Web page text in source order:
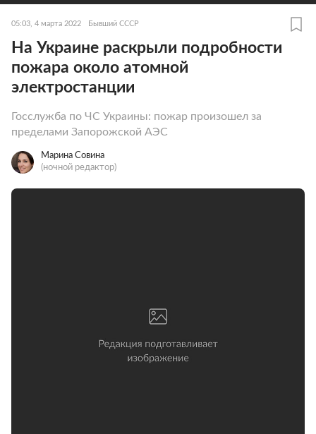
05:03, 4 марта 2022 Бывший СССР
На Украине раскрыли подробности
пожара около атомной
электростанции
Госслужба по ЧС Украины: пожар произошел за
пределами Запорожской АЭС
Марина Совина
(ночной редактор)